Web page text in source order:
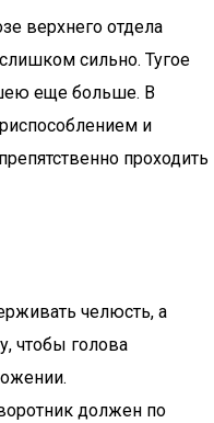
верхнего отдела
сильно. Тугое
еще больше. В
и
проходить
челюсть, а
чтобы голова
должен по